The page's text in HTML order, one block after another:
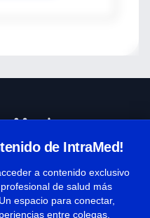
de IntraMed!
a contenido exclusivo
de salud más
espacio para conectar,
entre colegas.